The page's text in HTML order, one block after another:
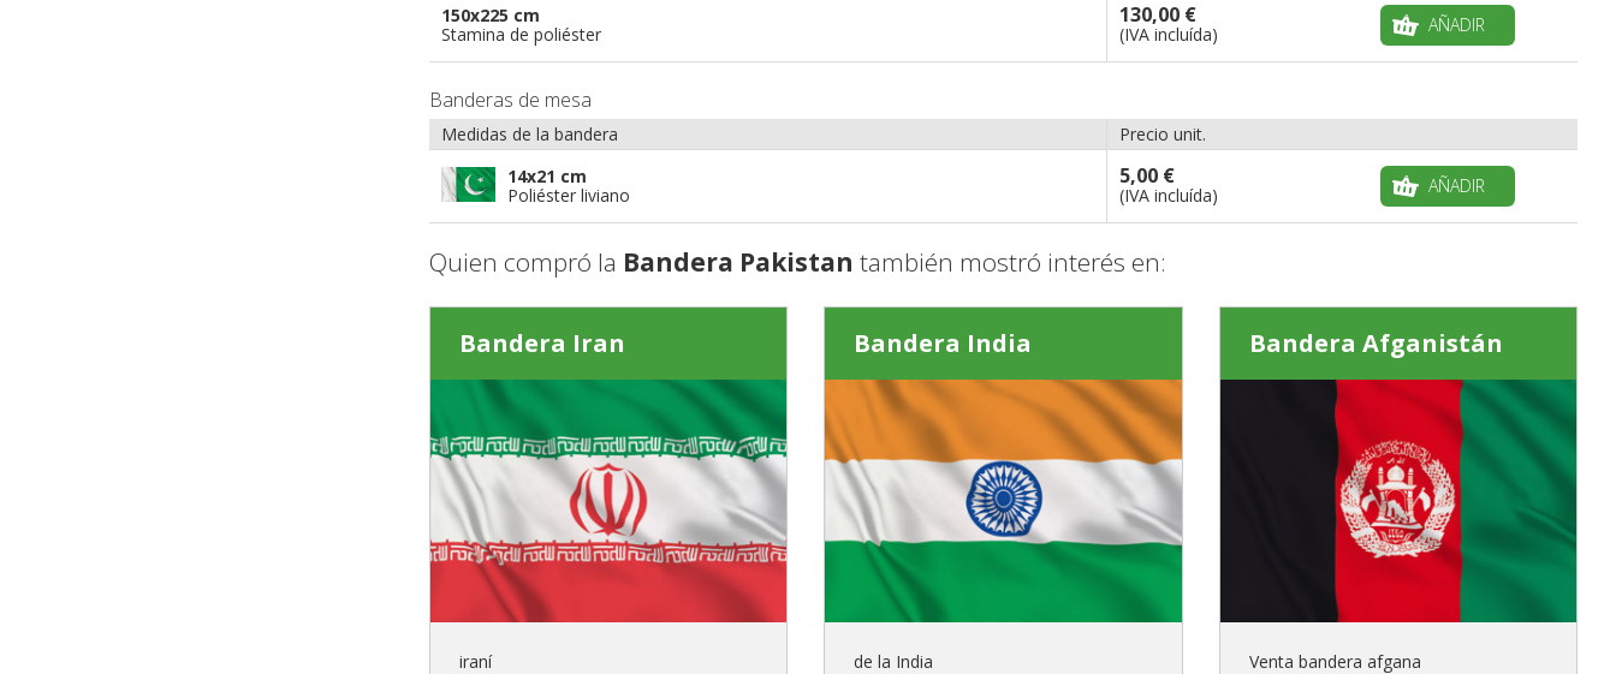
150x225 cm
Stamina de poliéster
130,00 €
(IVA incluída) AÑADIR
Banderas de mesa
Medidas de la bandera
Precio unit.
14x21 cm
Poliéster liviano
5,00 €
(IVA incluída) AÑADIR
Quien compró la Bandera Pakistan también mostró interés en:
Bandera Iran
iraní
Bandera India
de la India
Bandera Afganistán
Venta bandera afgana